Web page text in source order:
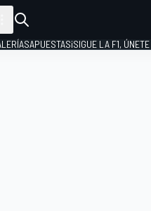
APUESTAS¡SIGUE LA F1,